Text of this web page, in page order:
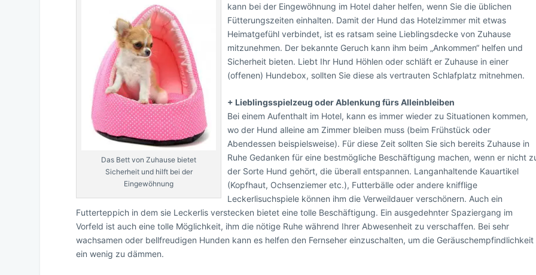
Das Bett von Zuhause bietet
Sicherheit und hilft bei der
Eingewöhnung
kann bei der Eingewöhnung im Hotel daher helfen, wenn Sie die üblichen
Fütterungszeiten einhalten. Damit der Hund das Hotelzimmer mit etwas
Heimatgefühl verbindet, ist es ratsam seine Lieblingsdecke von Zuhause
mitzunehmen. Der bekannte Geruch kann ihm beim „Ankommen“ helfen und
Sicherheit bieten. Liebt Ihr Hund Höhlen oder schläft er Zuhause in einer
(offenen) Hundebox, sollten Sie diese als vertrauten Schlafplatz mitnehmen.
+ Lieblingsspielzeug oder Ablenkung fürs Alleinbleiben
Bei einem Aufenthalt im Hotel, kann es immer wieder zu Situationen kommen,
wo der Hund alleine am Zimmer bleiben muss (beim Frühstück oder
Abendessen beispielsweise). Für diese Zeit sollten Sie sich bereits Zuhause in
Ruhe Gedanken für eine bestmögliche Beschäftigung machen, wenn er nicht
der Sorte Hund gehört, die überall entspannen. Langanhaltende Kauartikel
(Kopfhaut, Ochsenziemer etc.), Futterbälle oder andere knifflige
Leckerlisuchspiele können ihm die Verweildauer verschönern. Auch ein
Futterteppich in dem sie Leckerlis verstecken bietet eine tolle Beschäftigung. Ein ausgedehnter Spaziergang im
Vorfeld ist auch eine tolle Möglichkeit, ihm die nötige Ruhe während Ihrer Abwesenheit zu verschaffen. Bei sehr
wachsamen oder bellfreudigen Hunden kann es helfen den Fernseher einzuschalten, um die Geräuschempfindlichkeit
ein wenig zu dämmen.